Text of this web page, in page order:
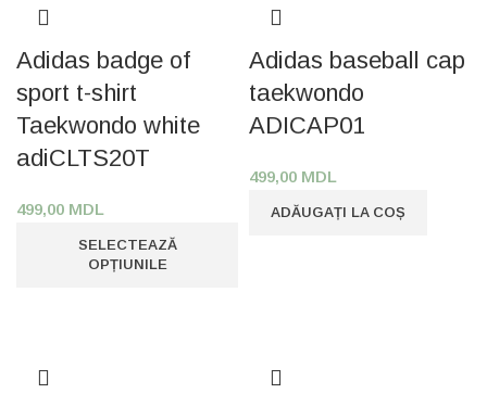
Adidas badge of
sport t-shirt
Taekwondo white
adiCLTS20T
499,00 MDL
SELECTEAZĂ
OPȚIUNILE
Adidas baseball cap
taekwondo
ADICAP01
499,00 MDL
ADĂUGAȚI LA COȘ